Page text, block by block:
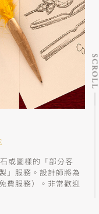
或圖樣的「部分客
」服務。設計師將為
費服務）。非常歡迎